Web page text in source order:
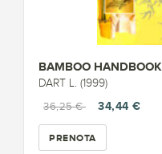
BAMBOO HANDBOOK
DART L. (1999)
36,25 €
34,44 €
PRENOTA